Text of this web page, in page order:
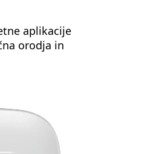
aplikacije
orodja in